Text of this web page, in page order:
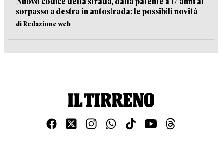
sorpasso a destra in autostrada: le possibili novità
di Redazione web